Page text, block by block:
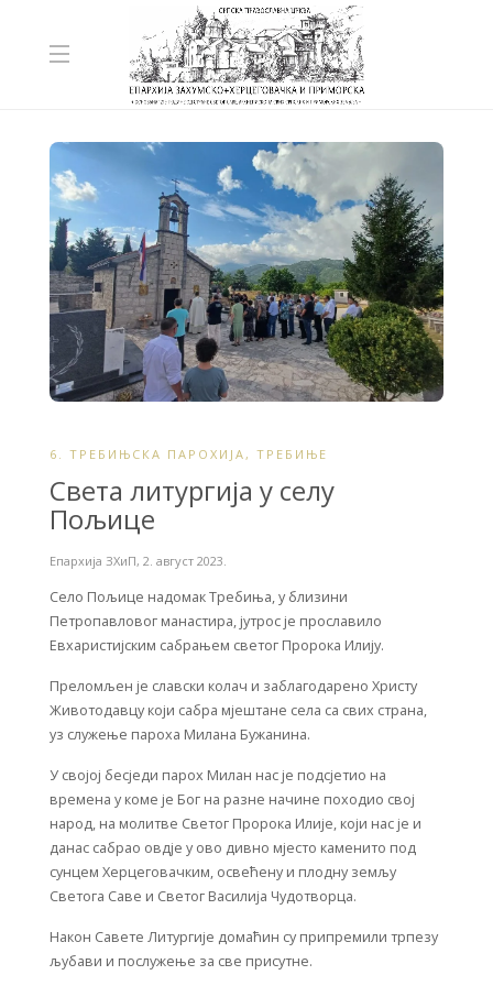
6. ТРЕБИЊСКА ПАРОХИЈА , ТРЕБИЊЕ
Света литургија у селу
Пољице
Епархија ЗХиП, 2. август 2023.
Село Пољице надомак Требиња, у близини
Петропавловог манастира, јутрос је прославило
Евхаристијским сабрањем светог Пророка Илију.
Преломљен је славски колач и заблагодарено Христу
Животодавцу који сабра мјештане села са свих страна,
уз служење пароха Милана Бужанина.
У својој бесједи парох Милан нас је подсјетио на
времена у коме је Бог на разне начине походио свој
народ, на молитве Светог Пророка Илије, који нас је и
данас сабрао овдје у ово дивно мјесто каменито под
сунцем Херцеговачким, освећену и плодну земљу
Светога Саве и Светог Василија Чудотворца.
Након Савете Литургије домаћин су припремили трпезу
љубави и послужење за све присутне.